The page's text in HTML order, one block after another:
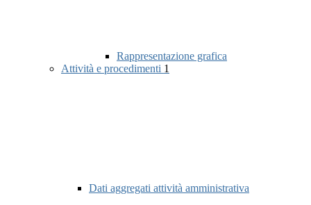
Rappresentazione grafica
Attività e procedimenti 1
Dati aggregati attività amministrativa